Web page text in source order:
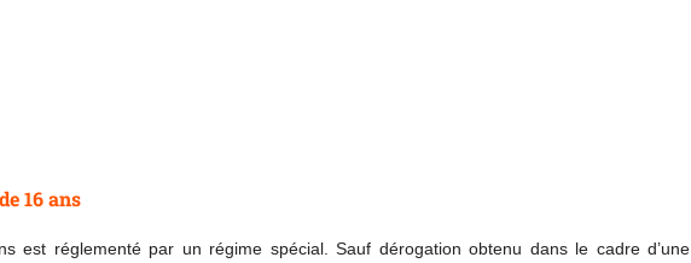
16 ans
est réglementé par un régime spécial. Sauf dérogation obtenu dans le cadre d’une